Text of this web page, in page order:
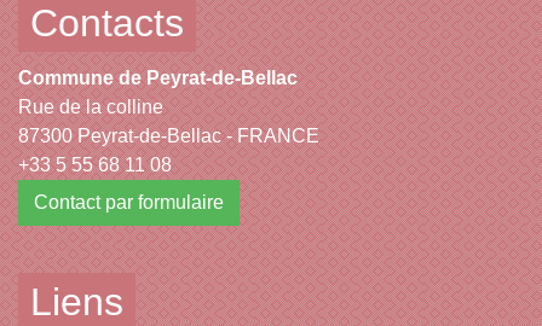
Contacts
Commune de Peyrat-de-Bellac
Rue de la colline
87300 Peyrat-de-Bellac - FRANCE
+33 5 55 68 11 08
Contact par formulaire
Liens